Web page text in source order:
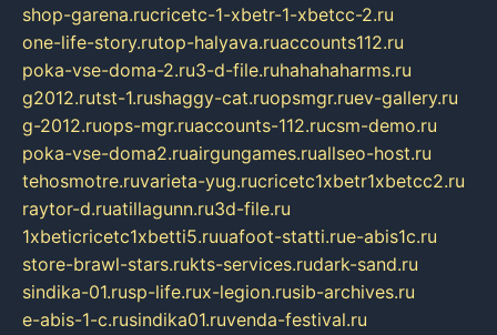
shop-garena.rucricetc-1-xbetr-1-xbetcc-2.ru
one-life-story.rutop-halyava.ruaccounts112.ru
poka-vse-doma-2.ru3-d-file.ruhahahaharms.ru
g2012.rutst-1.rushaggy-cat.ruopsmgr.ruev-gallery.ru
g-2012.ruops-mgr.ruaccounts-112.rucsm-demo.ru
poka-vse-doma2.ruairgungames.ruallseo-host.ru
tehosmotre.ruvarieta-yug.rucricetc1xbetr1xbetcc2.ru
raytor-d.ruatillagunn.ru3d-file.ru
1xbeticricetc1xbetti5.ruuafoot-statti.rue-abis1c.ru
store-brawl-stars.rukts-services.rudark-sand.ru
sindika-01.rusp-life.rux-legion.rusib-archives.ru
e-abis-1-c.rusindika01.ruvenda-festival.ru